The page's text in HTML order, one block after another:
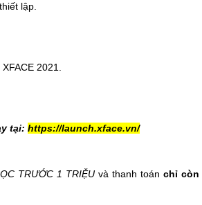
lập.
2021.
tại:https://launch.xface.vn/
TRƯỚC 1 TRIỆUvà thanh toán chỉ còn